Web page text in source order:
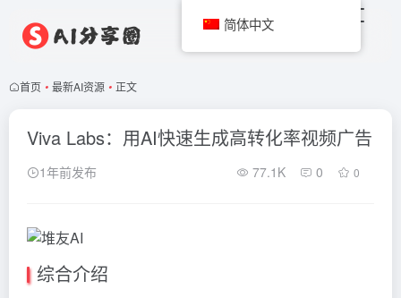
首页 • 最新AI资源 • 正文
Viva Labs：用AI快速生成高转化率视频广告
1年前发布 77.1K 0 0
综合介绍
简体中文